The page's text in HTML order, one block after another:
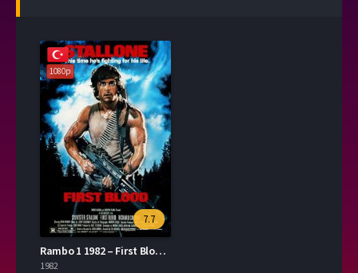
1080p
7.7
Rambo 1 1982 – First Blood 1080p Turkce Dublaj izle
1982